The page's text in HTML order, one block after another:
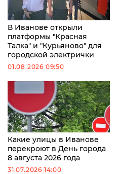
В Иванове открыли
платформы "Красная
Талка" и "Курьяново" для
городской электрички
01.08.2026 09:50
Какие улицы в Иванове
перекроют в День города
8 августа 2026 года
31.07.2026 14:00